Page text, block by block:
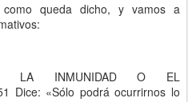
queda dicho, y vamos a
LA INMUNIDAD O EL
Dice: «Sólo podrá ocurrirnos lo